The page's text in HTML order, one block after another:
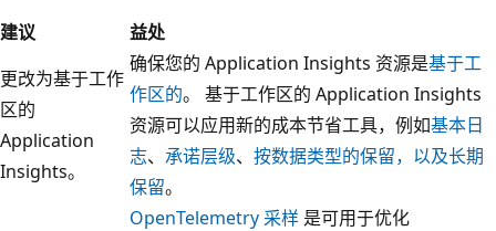
建议
益处
更改为基于工作
区的
Application
Insights。
确保您的 Application Insights 资源是基于工
作区的。 基于工作区的 Application Insights
资源可以应用新的成本节省工具，例如基本日
志、 承诺层级、 按数据类型的保留，以及长期
保留。
OpenTelemetry 采样 是可用于优化